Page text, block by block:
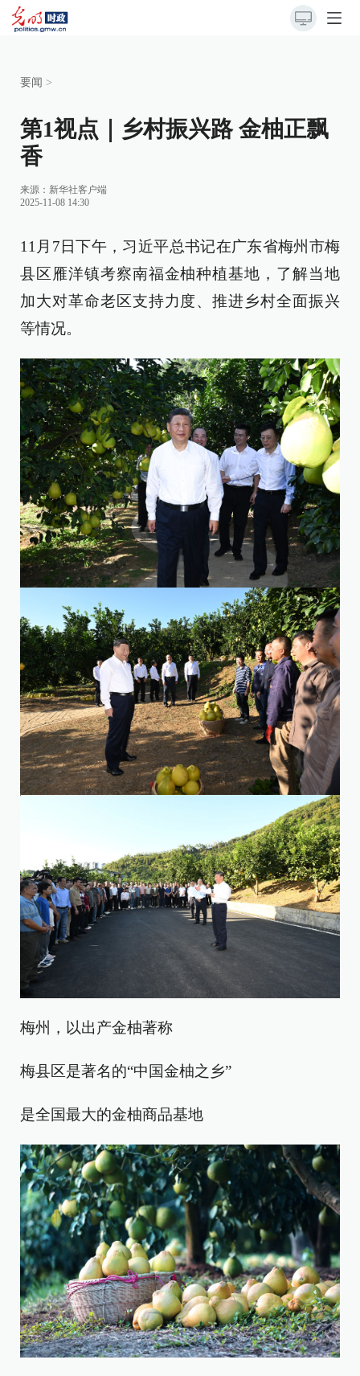
要闻 >
第1视点｜乡村振兴路 金柚正飘
香
来源： 新华社客户端
2025-11-08 14:30
11月7日下午，习近平总书记在广东省梅州市梅
县区雁洋镇考察南福金柚种植基地，了解当地
加大对革命老区支持力度、推进乡村全面振兴
等情况。
梅州，以出产金柚著称
梅县区是著名的“中国金柚之乡”
是全国最大的金柚商品基地